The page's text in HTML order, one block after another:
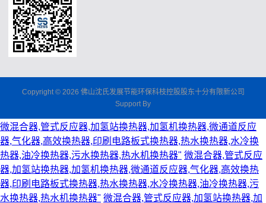
Copyright © 2026 佛山沈氏发展节能环保科枝控股股东十分有限新公司
Support By
微混合器,管式反应器,加氢站换热器,加氢机换热器,微通道反应
器,气化器,高效换热器,印刷电路板式换热器,热水换热器,水冷换
热器,油冷换热器,污水换热器,热水机换热器" 微混合器,管式反应
器,加氢站换热器,加氢机换热器,微通道反应器,气化器,高效换热
器,印刷电路板式换热器,热水换热器,水冷换热器,油冷换热器,污
水换热器,热水机换热器" 微混合器,管式反应器,加氢站换热器,加